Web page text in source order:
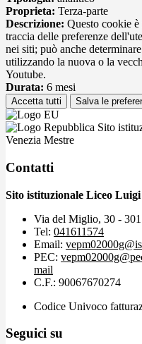
Proprieta: Terza-parte
Descrizione: Questo cookie è
traccia delle preferenze
nei siti; può anche
utilizzando la nuova o la
Youtube.
Durata: 6 mesi
Accetta tutti Salva le
Sito
Venezia Mestre
Contatti
Sito istituzionale Liceo
Via del Miglio, 30 -
Tel: 041611574
Email:
PEC:
mail
C.F.: 90067670274
Codice Univoco
Seguici su